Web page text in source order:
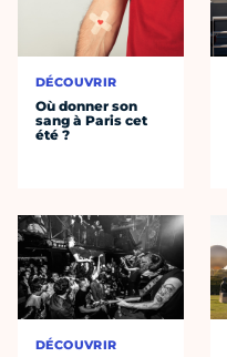
DÉCOUVRIR
Où donner son
sang à Paris cet
été ?
DÉCOUVRIR